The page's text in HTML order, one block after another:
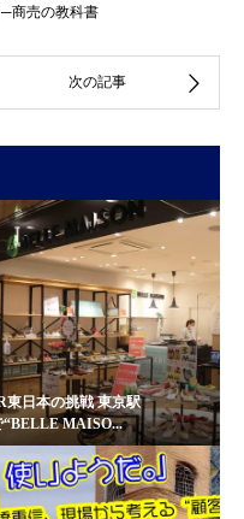
商売の教科書
東日本の挑戦 東京駅
“BELLE MAISO...